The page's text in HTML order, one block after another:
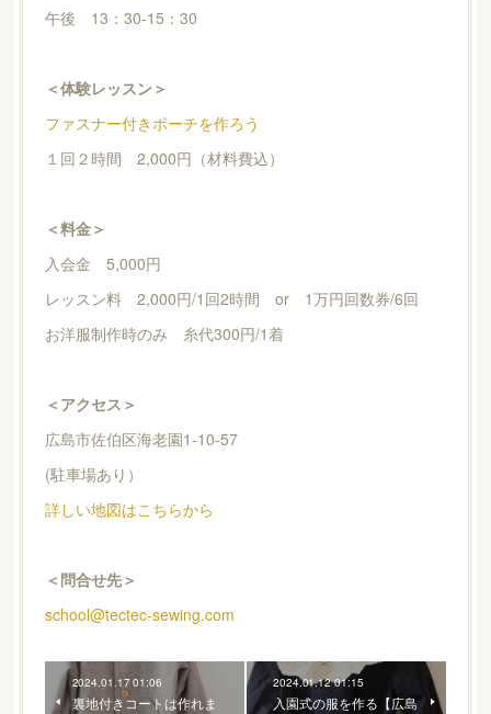
午後 13：30-15：30
＜体験レッスン＞
ファスナー付きポーチを作ろう
１回２時間 2,000円（材料費込）
＜料金＞
入会金 5,000円
レッスン料 2,000円/1回2時間 or 1万円回数券/6回
お洋服制作時のみ 糸代300円/1着
＜アクセス＞
広島市佐伯区海老園1-10-57
(駐車場あり）
詳しい地図はこちらから
＜問合せ先＞
school@tectec-sewing.com
2024.01.17 01:06
裏地付きコートは作れま
2024.01.12 01:15
入園式の服を作る【広島